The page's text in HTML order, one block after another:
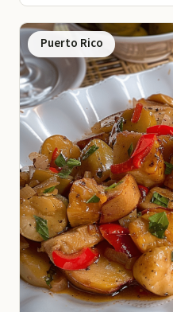
Puerto Rico